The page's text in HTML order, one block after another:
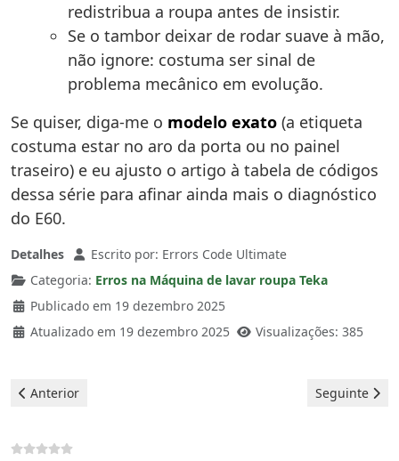
redistribua a roupa antes de insistir.
Se o tambor deixar de rodar suave à mão,
não ignore: costuma ser sinal de
problema mecânico em evolução.
Se quiser, diga-me o modelo exato (a etiqueta
costuma estar no aro da porta ou no painel
traseiro) e eu ajusto o artigo à tabela de códigos
dessa série para afinar ainda mais o diagnóstico
do E60.
Detalhes Escrito por: Errors Code Ultimate
Categoria: Erros na Máquina de lavar roupa Teka
Publicado em 19 dezembro 2025
Atualizado em 19 dezembro 2025
Visualizações: 385
Artigo anterior: Máquina de lavar roupa Teka - Erro E21
Anterior Artigo
Seguinte